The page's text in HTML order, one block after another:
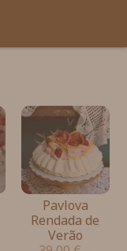
Pavlova
Rendada de
Verão